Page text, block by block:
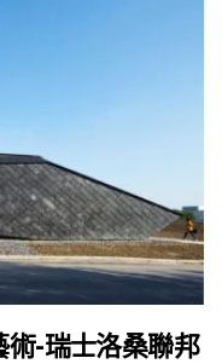
術-瑞士洛桑聯邦